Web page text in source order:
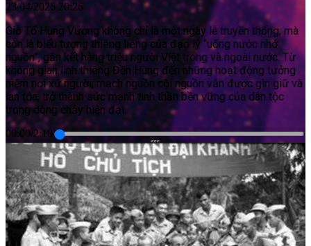
23/04/2026 20:26
Giỗ Tổ Hùng Vương không chỉ là một ngày lễ truyền thống, mà
còn là biểu tượng thiêng liêng của đạo lý “uống nước nhớ
nguồn”, gắn kết hàng triệu người Việt trong và ngoài nước. Từ
không gian linh thiêng Đền Hùng đến những hoạt động tưởng
niệm nơi xứ người, mạch nguồn cội nguồn vẫn được gìn giữ và
lan tỏa, trở thành sức mạnh tinh thần bền vững của dân tộc
trong dòng chảy hiện đại.
00:00/2:18